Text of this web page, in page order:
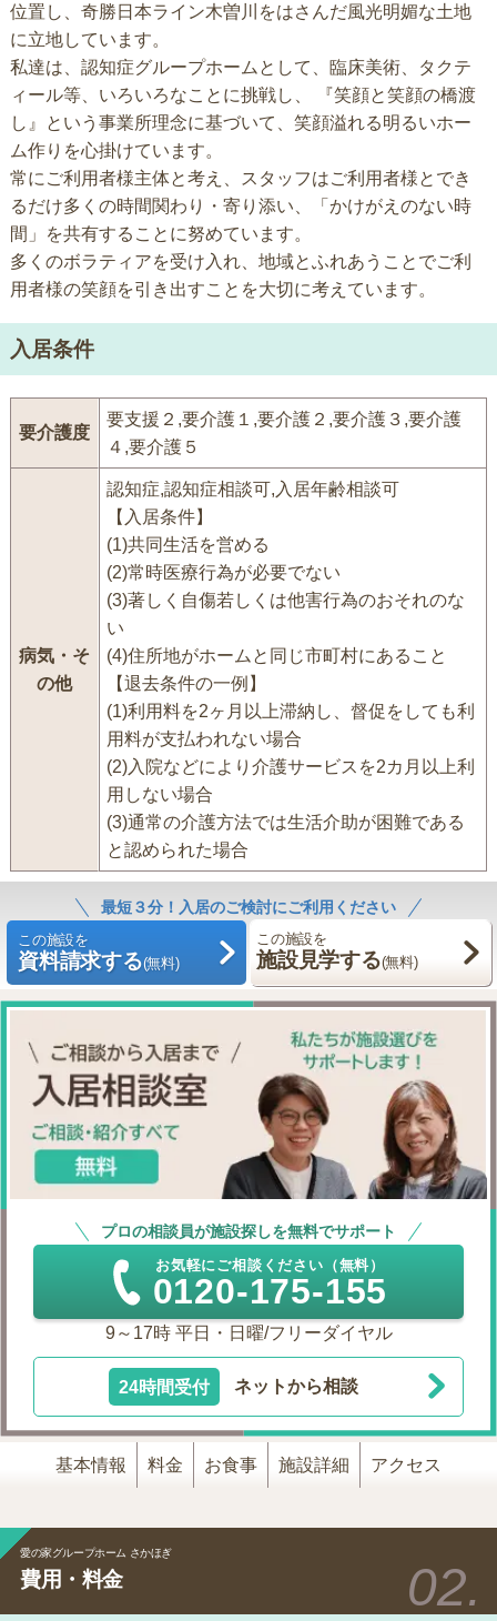
位置し、奇勝日本ライン木曽川をはさんだ風光明媚な土地
に立地しています。
私達は、認知症グループホームとして、臨床美術、タクテ
ィール等、いろいろなことに挑戦し、 『笑顔と笑顔の橋渡
し』という事業所理念に基づいて、笑顔溢れる明るいホー
ム作りを心掛けています。
常にご利用者様主体と考え、スタッフはご利用者様とでき
るだけ多くの時間関わり・寄り添い、「かけがえのない時
間」を共有することに努めています。
多くのボラティアを受け入れ、地域とふれあうことでご利
用者様の笑顔を引き出すことを大切に考えています。
入居条件
要介護度
要支援２,要介護１,要介護２,要介護３,要介護
４,要介護５
病気・そ
の他
認知症,認知症相談可,入居年齢相談可
【入居条件】
(1)共同生活を営める
(2)常時医療行為が必要でない
(3)著しく自傷若しくは他害行為のおそれのな
い
(4)住所地がホームと同じ市町村にあること
【退去条件の一例】
(1)利用料を2ヶ月以上滞納し、督促をしても利
用料が支払われない場合
(2)入院などにより介護サービスを2カ月以上利
用しない場合
(3)通常の介護方法では生活介助が困難である
と認められた場合
最短３分！入居のご検討にご利用ください
この施設を
資料請求する(無料)
この施設を
施設見学する(無料)
プロの相談員が施設探しを無料でサポート
お気軽にご相談ください（無料）
0120-175-155
9～17時 平日・日曜/フリーダイヤル
24時間受付 ネットから相談
基本情報 料金 お食事 施設詳細 アクセス
愛の家グループホーム さかほぎ
費用・料金